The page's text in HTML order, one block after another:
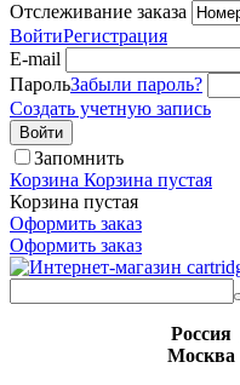
Отслеживание заказа
ВойтиРегистрация
E-mail
ПарольЗабыли пароль?
Создать учетную запись
Войти
Запомнить
Корзина Корзина пустая
Корзина пустая
Оформить заказ
Оформить заказ
Россия
Москва